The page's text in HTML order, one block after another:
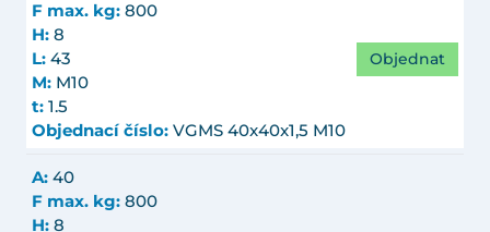
F max. kg: 800
H: 8
L: 43
M: M10
t: 1.5
Objednací číslo: VGMS 40x40x1,5 M10
Objednat
A: 40
F max. kg: 800
H: 8